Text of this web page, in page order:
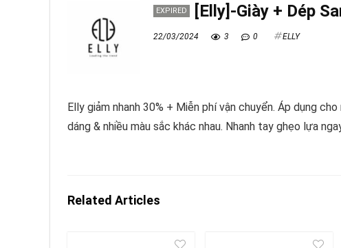
EXPIRED [Elly]-Giày + Dép
22/03/2024 3 0 ELLY
Elly giảm nhanh 30% + Miễn phí vận chuyển. Áp dụng
dáng & nhiều màu sắc khác nhau. Nhanh tay ghẹo lựa
Related Articles